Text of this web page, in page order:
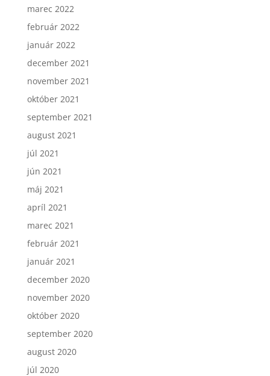
marec 2022
február 2022
január 2022
december 2021
november 2021
október 2021
september 2021
august 2021
júl 2021
jún 2021
máj 2021
apríl 2021
marec 2021
február 2021
január 2021
december 2020
november 2020
október 2020
september 2020
august 2020
júl 2020